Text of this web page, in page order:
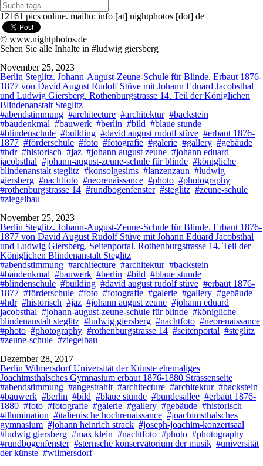
12161 pics online. mailto: info [at] nightphotos [dot] de
© www.nightphotos.de
Sehen Sie alle Inhalte in #ludwig giersberg
November 25, 2023
Berlin Steglitz. Johann-August-Zeune-Schule für Blinde. Erbaut 1876-
1877 von David August Rudolf Stüve mit Johann Eduard Jacobsthal
und Ludwig Giersberg. Rothenburgstrasse 14. Teil der Königlichen
Blindenanstalt Steglitz
#abendstimmung #architecture #architektur #backstein
#baudenkmal #bauwerk #berlin #bild #blaue stunde
#blindenschule #building #david august rudolf stüve #erbaut 1876-
1877 #förderschule #foto #fotografie #galerie #gallery #gebäude
#hdr #historisch #jaz #johann august zeune #johann eduard
jacobsthal #johann-august-zeune-schule für blinde #königliche
blindenanstalt steglitz #konsolgesims #lanzenzaun #ludwig
giersberg #nachtfoto #neorenaissance #photo #photography
#rothenburgstrasse 14 #rundbogenfenster #steglitz #zeune-schule
#ziegelbau
November 25, 2023
Berlin Steglitz. Johann-August-Zeune-Schule für Blinde. Erbaut 1876-
1877 von David August Rudolf Stüve mit Johann Eduard Jacobsthal
und Ludwig Giersberg. Seitenportal. Rothenburgstrasse 14. Teil der
Königlichen Blindenanstalt Steglitz
#abendstimmung #architecture #architektur #backstein
#baudenkmal #bauwerk #berlin #bild #blaue stunde
#blindenschule #building #david august rudolf stüve #erbaut 1876-
1877 #förderschule #foto #fotografie #galerie #gallery #gebäude
#hdr #historisch #jaz #johann august zeune #johann eduard
jacobsthal #johann-august-zeune-schule für blinde #königliche
blindenanstalt steglitz #ludwig giersberg #nachtfoto #neorenaissance
#photo #photography #rothenburgstrasse 14 #seitenportal #steglitz
#zeune-schule #ziegelbau
Dezember 28, 2017
Berlin Wilmersdorf Universität der Künste ehemaliges
Joachimsthalsches Gymnasium erbaut 1876-1880 Strassenseite
#abendstimmung #angestrahlt #architecture #architektur #backstein
#bauwerk #berlin #bild #blaue stunde #bundesallee #erbaut 1876-
1880 #foto #fotografie #galerie #gallery #gebäude #historisch
#illumination #italienische hochrenaissance #joachimsthalsches
gymnasium #johann heinrich strack #joseph-joachim-konzertsaal
#ludwig giersberg #max klein #nachtfoto #photo #photography
#rundbogenfenster #sternsche konservatorium der musik #universität
der künste #wilmersdorf